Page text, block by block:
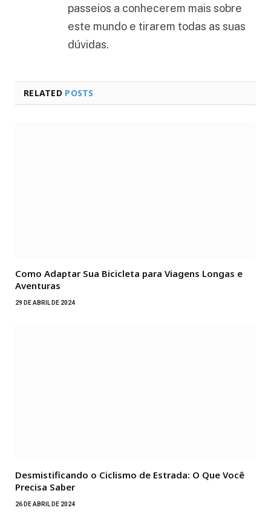
passeios a conhecerem mais sobre
este mundo e tirarem todas as suas
dúvidas.
RELATED POSTS
Como Adaptar Sua Bicicleta para Viagens Longas e
Aventuras
29 DE ABRIL DE 2024
Desmistificando o Ciclismo de Estrada: O Que Você
Precisa Saber
26 DE ABRIL DE 2024